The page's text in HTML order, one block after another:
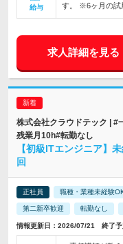
給与
す。 ※6ヶ月の試
求人詳細を見る
株式会社クラウドテック | #
残業月10h#転勤なし
【初級ITエンジニア】
回
正社員 職種・業種未経験
第二新卒歓迎 転勤なし
情報更新日：2026/07/21 終了予